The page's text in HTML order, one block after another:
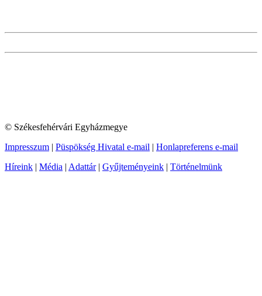
© Székesfehérvári Egyházmegye
Impresszum | Püspökség Hivatal e-mail | Honlapreferens e-mail
Híreink | Média | Adattár| Gyűjteményeink | Történelmünk